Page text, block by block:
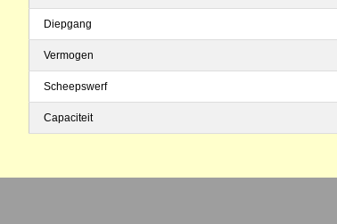
Diepgang
Vermogen
Scheepswerf
Capaciteit